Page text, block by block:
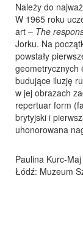
Należy do
W 1965 roku
art – The
Jorku. Na
powstały
geometrycznych
budujące iluzję
w jej obrazach
repertuar form
brytyjski i
uhonorowana
Paulina Kurc-
Łódź: Muzeum